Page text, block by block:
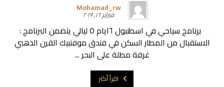
Mohamad_rw
فبراير ١٦, ٢٠١٩
برنامج سياحي في اسطنبول ٦ايام ٥ ليالي يتضمن البرنامج :
الاستقبال من المطار السكن في فندق موفنبيك القرن الذهبي
غرفة مطلة على البحر ...
اقرأ أكثر